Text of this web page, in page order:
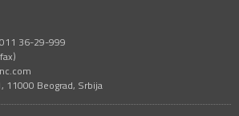
36-29-999
11000 Beograd, Srbija